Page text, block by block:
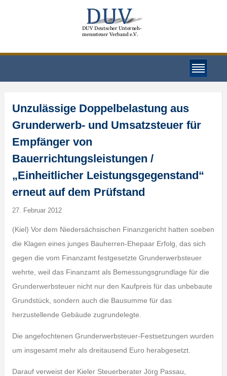
Unzulässige Doppelbelastung aus
Grunderwerb- und Umsatzsteuer für
Empfänger von
Bauerrichtungsleistungen /
„Einheitlicher Leistungsgegenstand“
erneut auf dem Prüfstand
27. Februar 2012
(Kiel) Vor dem Niedersächsischen Finanzgericht hatten soeben
die Klagen eines junges Bauherren-Ehepaar Erfolg, das sich
gegen die vom Finanzamt festgesetzte Grunderwerbsteuer
wehrte, weil das Finanzamt als Bemessungsgrundlage für die
Grunderwerbsteuer nicht nur den Kaufpreis für das unbebaute
Grundstück, sondern auch die Bausumme für das
herzustellende Gebäude zugrundelegte.
Die angefochtenen Grunderwerbsteuer-Festsetzungen wurden
um insgesamt mehr als dreitausend Euro herabgesetzt.
Darauf verweist der Kieler Steuerberater Jörg Passau,